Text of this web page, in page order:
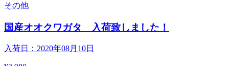
その他
国産オオクワガタ 入荷致しました！
入荷日：2020年08月10日